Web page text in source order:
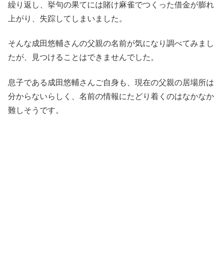
繰り返し、挙句の果てには賭け麻雀でつくった借金が膨れ
上がり、失踪してしまいました。
そんな成田悠輔さんの父親の名前が気になり調べてみまし
たが、見つけることはできませんでした。
息子である成田悠輔さんご自身も、現在の父親の居場所は
分からないらしく、名前の情報にたどり着くのはなかなか
難しそうです。